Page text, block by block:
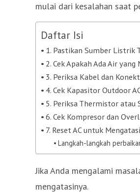
mulai dari kesalahan saat
Daftar Isi
1. Pastikan Sumber Listrik
2. Cek Apakah Ada Air
3. Periksa Kabel dan
4. Cek Kapasitor Outdoor
5. Periksa Thermistor atau
6. Cek Kompresor dan
7. Reset AC untuk
Langkah-langkah
Jika Anda mengalami
mengatasinya.